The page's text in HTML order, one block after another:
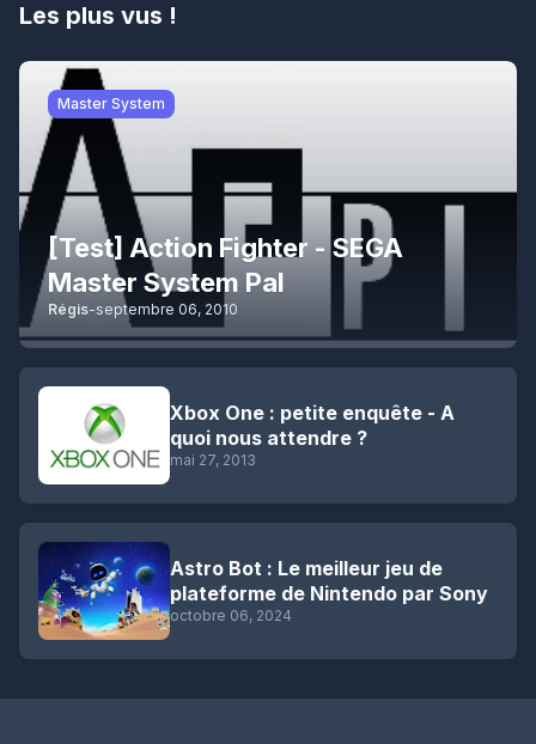
Les plus vus !
Master System
[Test] Action Fighter - SEGA
Master System Pal
Régis-septembre 06, 2010
Xbox One : petite enquête - A
quoi nous attendre ?
mai 27, 2013
Astro Bot : Le meilleur jeu de
plateforme de Nintendo par Sony
octobre 06, 2024